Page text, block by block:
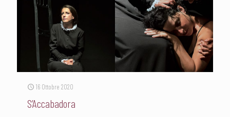
16 Ottobre 2020
S’Accabadora